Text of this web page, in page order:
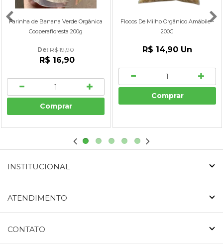
Farinha de Banana Verde Orgânica
Cooperafloresta 200g
De: R$ 19,90
R$ 16,90
Comprar
Flocos De Milho Orgânico Amábile -
200G
R$ 14,90 Un
Comprar
INSTITUCIONAL
ATENDIMENTO
CONTATO